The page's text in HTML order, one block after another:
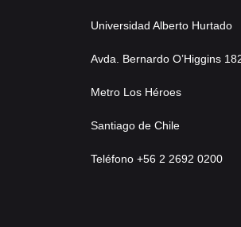
Universidad Alberto Hurtado
Avda. Bernardo O’Higgins
Metro Los Héroes
Santiago de Chile
Teléfono +56 2 2692 0200